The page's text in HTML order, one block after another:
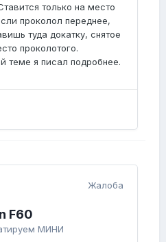
только на место
проколол переднее,
туда докатку, снятое
проколотого.
теме я писал подробнее.
Жалоба
F60
МИНИ